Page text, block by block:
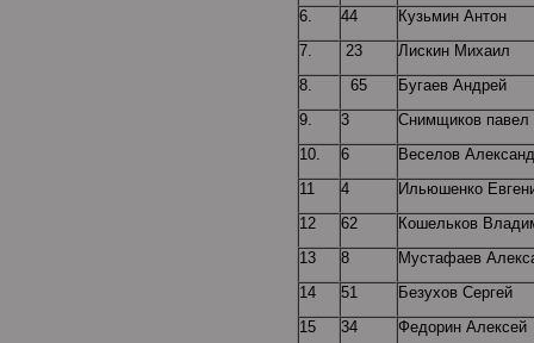
6.
44
Кузьмин Антон
7.
23
Лискин Михаил
8.
65
Бугаев Андрей
9.
3
Снимщиков павел
10.
6
Веселов
11
4
Ильюшенко
12
62
Кошельков
13
8
Мустафаев
14
51
Безухов Сергей
15
34
Федорин Алексей